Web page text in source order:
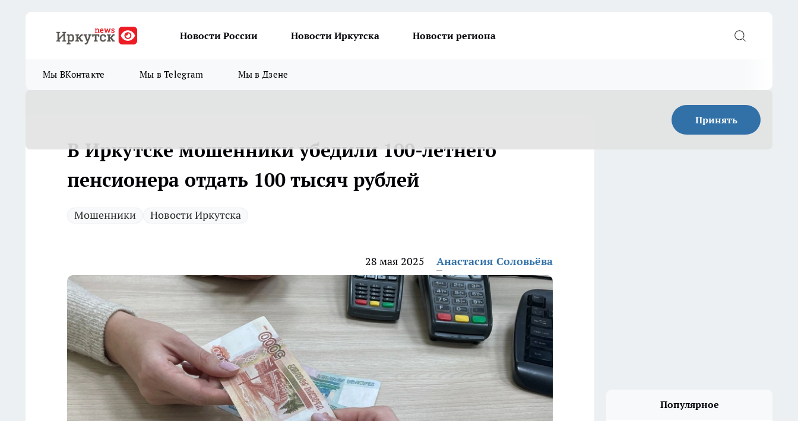
Новости России Новости Иркутска Новости региона
Мы ВКонтакте Мы в Telegram Мы в Дзене
Принять
В Иркутске мошенники убедили 100-летнего
пенсионера отдать 100 тысяч рублей
Мошенники Новости Иркутска
28 мая 2025 Анастасия Соловьёва
Популярное